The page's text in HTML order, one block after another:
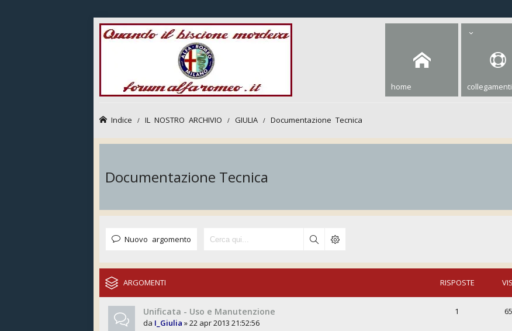
home
Indice IL NOSTRO ARCHIVIO GIULIA Documentazione Tecnica
Documentazione Tecnica
Nuovo argomento
ARGOMENTI RISPOSTE
Unificata - Uso e Manutenzione
da I_Giulia » 22 apr 2013 21:52:56
1